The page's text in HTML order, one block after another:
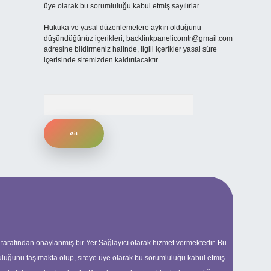
üye olarak bu sorumluluğu kabul etmiş sayılırlar.
Hukuka ve yasal düzenlemelere aykırı olduğunu
düşündüğünüz içerikleri, backlinkpanelicomtr@gmail.com
adresine bildirmeniz halinde, ilgili içerikler yasal süre
içerisinde sitemizden kaldırılacaktır.
onaylanmış bir Yer Sağlayıcı olarak hizmet vermektedir. Bu
taşımakta olup, siteye üye olarak bu sorumluluğu kabul etmiş